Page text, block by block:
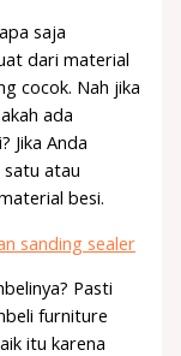
saja
dari material
cocok. Nah jika
ada
Jika Anda
satu atau
besi.
Pasti
furniture
itu karena